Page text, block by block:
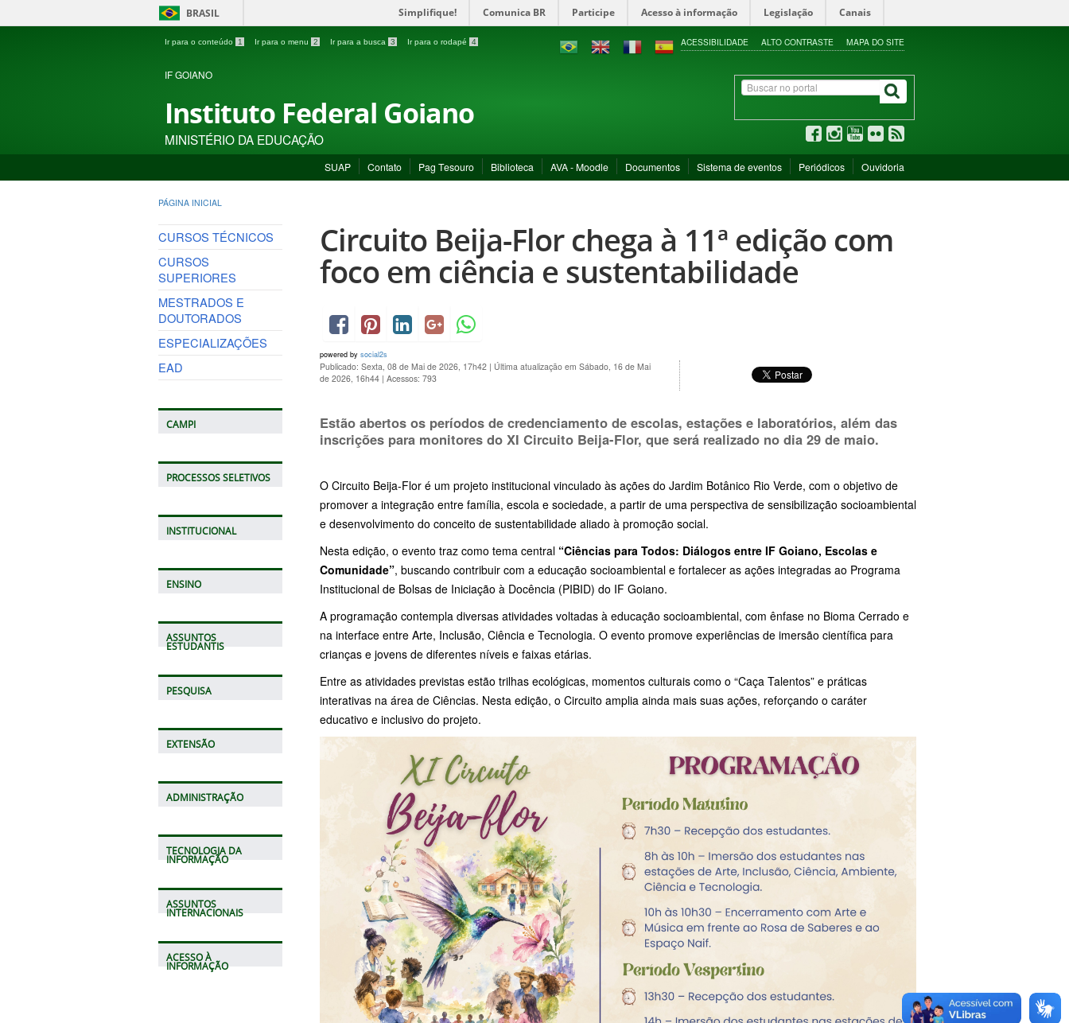
BRASIL Simplifique! Comunica BR Participe Acesso à informação Legislação Canais
Ir para o conteúdo 1 Ir para o menu 2 Ir para a busca 3 Ir para o rodapé 4 ACESSIBILIDADE ALTO CONTRASTE MAPA DO SITE
IF GOIANO
Instituto Federal Goiano
MINISTÉRIO DA EDUCAÇÃO
SUAP Contato Pag Tesouro Biblioteca AVA - Moodle Documentos Sistema de eventos Periódicos Ouvidoria
PÁGINA INICIAL
CURSOS TÉCNICOS
CURSOS
SUPERIORES
MESTRADOS E
DOUTORADOS
ESPECIALIZAÇÕES
EAD
CAMPI
PROCESSOS SELETIVOS
INSTITUCIONAL
ENSINO
ASSUNTOS
ESTUDANTIS
PESQUISA
EXTENSÃO
ADMINISTRAÇÃO
TECNOLOGIA DA
INFORMAÇÃO
ASSUNTOS
INTERNACIONAIS
ACESSO À
INFORMAÇÃO
Circuito Beija-Flor chega à 11ª edição com
foco em ciência e sustentabilidade
powered by social2s
Publicado: Sexta, 08 de Mai de 2026, 17h42 | Última atualização em Sábado, 16 de Mai
de 2026, 16h44 | Acessos: 793
Estão abertos os períodos de credenciamento de escolas, estações e laboratórios, além das
inscrições para monitores do XI Circuito Beija-Flor, que será realizado no dia 29 de maio.
O Circuito Beija-Flor é um projeto institucional vinculado às ações do Jardim Botânico Rio Verde, com o objetivo de
promover a integração entre família, escola e sociedade, a partir de uma perspectiva de sensibilização socioambiental
e desenvolvimento do conceito de sustentabilidade aliado à promoção social.
Nesta edição, o evento traz como tema central “Ciências para Todos: Diálogos entre IF Goiano, Escolas e
Comunidade”, buscando contribuir com a educação socioambiental e fortalecer as ações integradas ao Programa
Institucional de Bolsas de Iniciação à Docência (PIBID) do IF Goiano.
A programação contempla diversas atividades voltadas à educação socioambiental, com ênfase no Bioma Cerrado e
na interface entre Arte, Inclusão, Ciência e Tecnologia. O evento promove experiências de imersão científica para
crianças e jovens de diferentes níveis e faixas etárias.
Entre as atividades previstas estão trilhas ecológicas, momentos culturais como o “Caça Talentos” e práticas
interativas na área de Ciências. Nesta edição, o Circuito amplia ainda mais suas ações, reforçando o caráter
educativo e inclusivo do projeto.